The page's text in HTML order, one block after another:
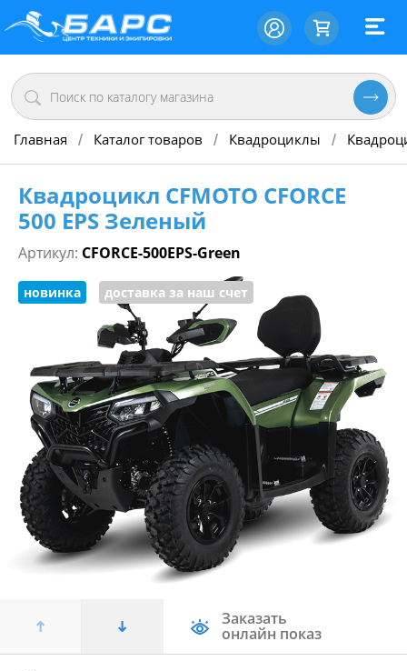
Главная / Каталог товаров / Квадроциклы /
Квадроцикл CFMOTO CFORCE
500 EPS Зеленый
Артикул: CFORCE-500EPS-Green
новинка доставка за наш счет
Заказать
онлайн показ